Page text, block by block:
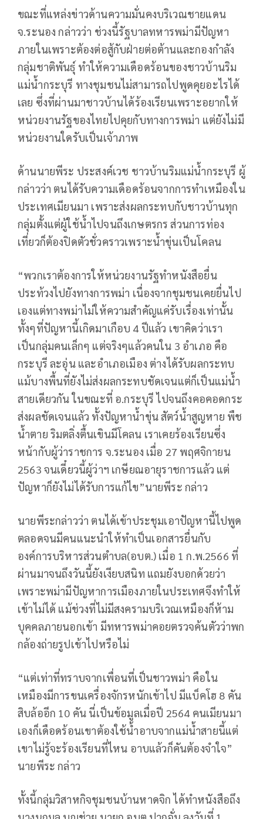
ขณะที่แหล่งข่าวด้านความมั่นคงบริเวณชายแดน
จ.ระนอง กล่าวว่า ช่วงนี้รัฐบาลทหารพม่ามีปัญหา
ภายในเพราะต้องต่อสู้กับฝ่ายต่อต้านและกองกำลัง
กลุ่มชาติพันธุ์ ทำให้ความเดือดร้อนของชาวบ้านริม
แม่น้ำกระบุรี ทางชุมชนไม่สามารถไปพูดคุยอะไรได้
เลย ซึ่งที่ผ่านมาชาวบ้านได้ร้องเรียนเพราะอยากให้
หน่วยงานรัฐของไทยไปคุยกับทางการพม่า แต่ยังไม่มี
หน่วยงานใดรับเป็นเจ้าภาพ
ด้านนายพีระ ประสงค์เวช ชาวบ้านริมแม่น้ำกระบุรี ผู้
กล่าวว่า ตนได้รับความเดือดร้อนจากการทำเหมืองใน
ประเทศเมียนมา เพราะส่งผลกระทบกับชาวบ้านทุก
กลุ่มตั้งแต่ผู้ใช้น้ำไปจนถึงเกษตรกร ส่วนการท่อง
เที่ยวก็ต้องปิดตัวชั่วคราวเพราะน้ำขุ่นเป็นโคลน
“พวกเราต้องการให้หน่วยงานรัฐทำหนังสือยื่น
ประท้วงไปยังทางการพม่า เนื่องจากชุมชนเคยยื่นไป
เองแต่ทางพม่าไม่ให้ความสำคัญแค่รับเรื่องเท่านั้น
ทั้งๆที่ปัญหานี้เกิดมาเกือบ 4 ปีแล้ว เขาคิดว่าเรา
เป็นกลุ่มคนเล็กๆ แต่จริงๆแล้วคนใน 3 อำเภอ คือ
กระบุรี ละอุ่น และอำเภอเมือง ต่างได้รับผลกระทบ
แม้บางพื้นที่ยังไม่ส่งผลกระทบชัดเจนแต่ก็เป็นแม่น้ำ
สายเดียวกัน ในขณะที่ อ.กระบุรี ไปจนถึงคอคอดกระ
ส่งผลชัดเจนแล้ว ทั้งปัญหาน้ำขุ่น สัตว์น้ำสูญหาย พืช
น้ำตาย ริมตลิ่งตื้นเขินมีโคลน เราเคยร้องเรียนซึ่ง
หน้ากับผู้ว่าราชการ จ.ระนอง เมื่อ 27 พฤศจิกายน
2563 จนเดี๋ยวนี้ผู้ว่าฯ เกษียณอายุราชการแล้ว แต่
ปัญหาก็ยังไม่ได้รับการแก้ไข”นายพีระ กล่าว
นายพีระกล่าวว่า ตนได้เข้าประชุมเอาปัญหานี้ไปพูด
ตลอดจนมีคนแนะนำให้ทำเป็นเอกสารยื่นกับ
องค์การบริหารส่วนตำบล(อบต.) เมื่อ 1 ก.พ.2566 ที่
ผ่านมาจนถึงวันนี้ยังเงียบสนิท แถมยังบอกด้วยว่า
เพราะพม่ามีปัญหาการเมืองภายในประเทศจึงทำให้
เข้าไม่ได้ แม้ช่วงที่ไม่มีสงครามบริเวณเหมืองก็ห้าม
บุคคลภายนอกเข้า มีทหารพม่าคอยตรวจค้นตัวว่าพก
กล้องถ่ายรูปเข้าไปหรือไม่
“แต่เท่าที่ทราบจากเพื่อนที่เป็นชาวพม่า คือใน
เหมืองมีการขนเครื่องจักรหนักเข้าไป มีแบ็คโฮ 8 คัน
สิบล้ออีก 10 คัน นี่เป็นข้อมูลเมื่อปี 2564 คนเมียนมา
เองก็เดือดร้อนเขาต้องใช้น้ำอาบจากแม่น้ำสายนี้แต่
เขาไม่รู้จะร้องเรียนที่ไหน อาบแล้วก็คันต้องจำใจ”
นายพีระ กล่าว
ทั้งนี้กลุ่มวิสาหกิจชุมชนบ้านหาดจิก ได้ทำหนังสือถึง